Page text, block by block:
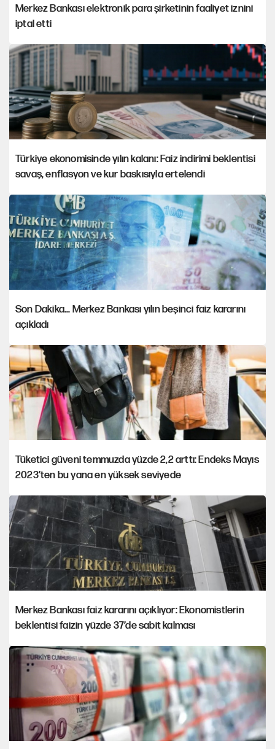
Merkez Bankası elektronik para şirketinin faaliyet iznini
iptal etti
Türkiye ekonomisinde yılın kalanı: Faiz indirimi beklentisi
savaş, enflasyon ve kur baskısıyla ertelendi
Son Dakika... Merkez Bankası yılın beşinci faiz kararını
açıkladı
Tüketici güveni temmuzda yüzde 2,2 arttı: Endeks Mayıs
2023’ten bu yana en yüksek seviyede
Merkez Bankası faiz kararını açıklıyor: Ekonomistlerin
beklentisi faizin yüzde 37’de sabit kalması